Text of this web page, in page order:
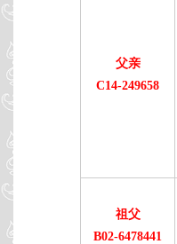
父亲
C14-249658
祖父
B02-6478441